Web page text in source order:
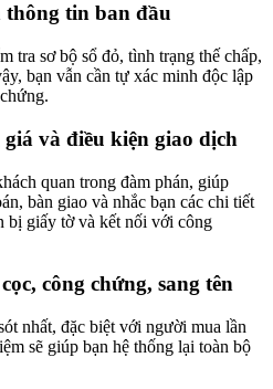
tin ban đầu
tra sơ bộ sổ đỏ, tình trạng thế chấp,
bạn vẫn cần tự xác minh độc lập
và điều kiện giao dịch
quan trong đàm phán, giúp
bàn giao và nhắc bạn các chi tiết
bị giấy tờ và kết nối với công
công chứng, sang tên
nhất, đặc biệt với người mua lần
sẽ giúp bạn hệ thống lại toàn bộ